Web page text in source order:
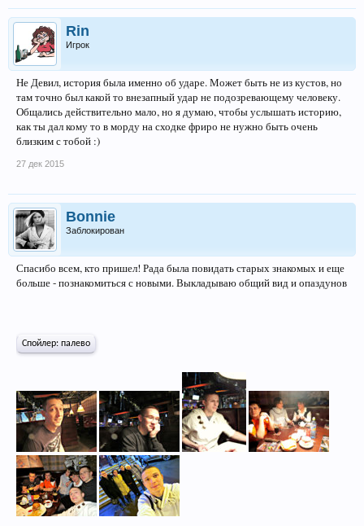
Rin
Игрок
Не Девил, история была именно об ударе. Может быть не из кустов, но
там точно был какой то внезапный удар не подозревающему человеку.
Общались действительно мало, но я думаю, чтобы услышать историю,
как ты дал кому то в морду на сходке фриро не нужно быть очень
близким с тобой :)
27 дек 2015
Bonnie
Заблокирован
Спасибо всем, кто пришел! Рада была повидать старых знакомых и еще
больше - познакомиться с новыми. Выкладываю общий вид и опаздунов
Спойлер: палево